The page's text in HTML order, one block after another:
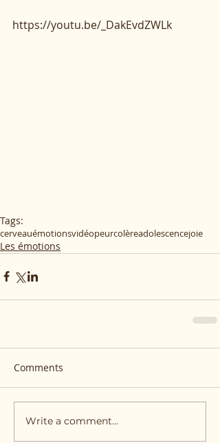
https://youtu.be/_DakEvdZWLk
Tags:
cerveauémotionsvidéopeurcolèreadolescencejoie
Les émotions
Comments
Write a comment...